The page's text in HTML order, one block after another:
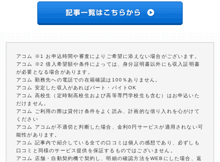
アコム ※1 お申込時間や審査によりご希望に添えない場合がございます。
アコム ※2 借入希望額や条件によっては、身分証明書以外にも収入証明書
が必要となる場合があります。
アコム 勤務先への電話での在籍確認は100％ありません。
アコム 安定した収入があればパート・バイトOK
アコム 高校生（定時制高校生および高等専門学校生も含む）はお申込いた
だけません。
アコム ご利用の際は貸付け条件をよく読み、計画的な借り入れを心がけて
ください
アコム アコムが不適切と判断した場合、金利0円サービスが適用されない可
能性があります。
アコム 記事内で紹介している全ての口コミは個人の感想であり、必ずしも
口コミと同様のサービス提供を保証するものではございません。
アコム 店舗・自動契約機で契約し、明細の確認方法をWEBにした場合、返